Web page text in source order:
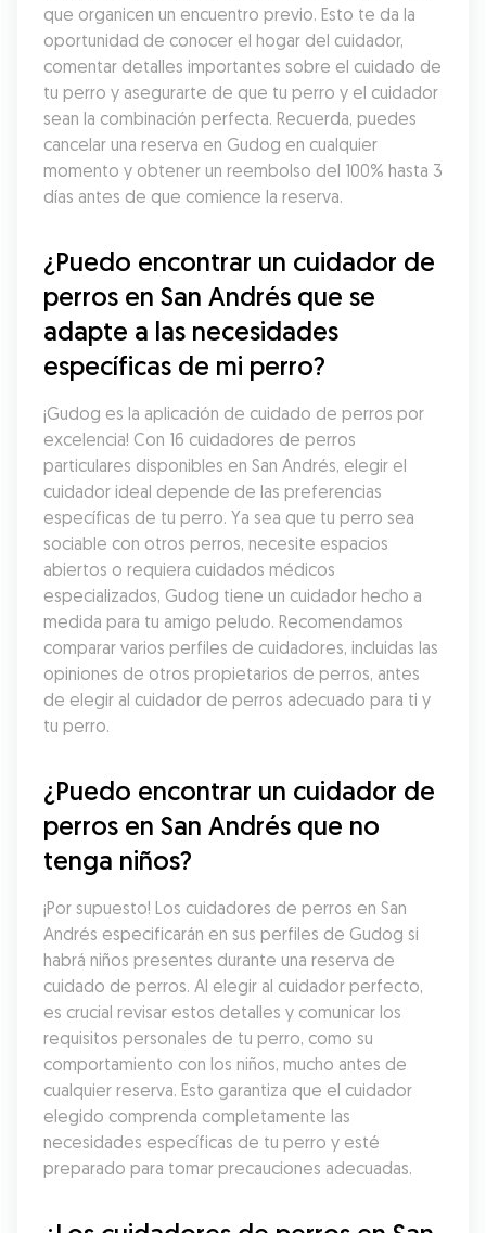
que organicen un encuentro previo. Esto te da la
oportunidad de conocer el hogar del cuidador,
comentar detalles importantes sobre el cuidado de
tu perro y asegurarte de que tu perro y el cuidador
sean la combinación perfecta. Recuerda, puedes
cancelar una reserva en Gudog en cualquier
momento y obtener un reembolso del 100% hasta 3
días antes de que comience la reserva.
¿Puedo encontrar un cuidador de
perros en San Andrés que se
adapte a las necesidades
específicas de mi perro?
¡Gudog es la aplicación de cuidado de perros por
excelencia! Con 16 cuidadores de perros
particulares disponibles en San Andrés, elegir el
cuidador ideal depende de las preferencias
específicas de tu perro. Ya sea que tu perro sea
sociable con otros perros, necesite espacios
abiertos o requiera cuidados médicos
especializados, Gudog tiene un cuidador hecho a
medida para tu amigo peludo. Recomendamos
comparar varios perfiles de cuidadores, incluidas las
opiniones de otros propietarios de perros, antes
de elegir al cuidador de perros adecuado para ti y
tu perro.
¿Puedo encontrar un cuidador de
perros en San Andrés que no
tenga niños?
¡Por supuesto! Los cuidadores de perros en San
Andrés especificarán en sus perfiles de Gudog si
habrá niños presentes durante una reserva de
cuidado de perros. Al elegir al cuidador perfecto,
es crucial revisar estos detalles y comunicar los
requisitos personales de tu perro, como su
comportamiento con los niños, mucho antes de
cualquier reserva. Esto garantiza que el cuidador
elegido comprenda completamente las
necesidades específicas de tu perro y esté
preparado para tomar precauciones adecuadas.